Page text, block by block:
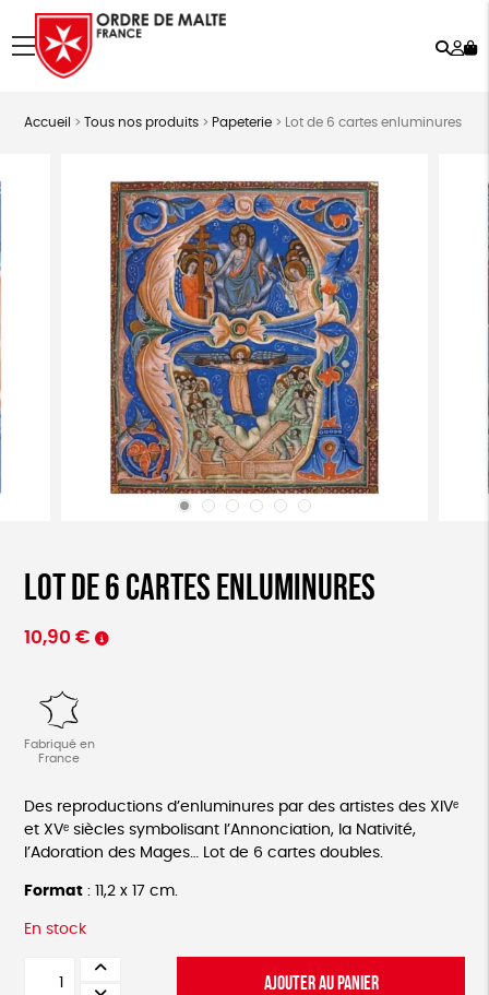
menu
Accueil > Tous nos produits> Papeterie> Lot de 6 cartes enluminures
Lot de 6 cartes enluminures
10,90 €
Fabriqué en
France
Des reproductions d’enluminures par des artistes des XIVᵉ
et XVᵉ siècles symbolisant l’Annonciation, la Nativité,
l’Adoration des Mages… Lot de 6 cartes doubles.
Format: 11,2 x 17 cm.
En stock
AJOUTER AU PANIER